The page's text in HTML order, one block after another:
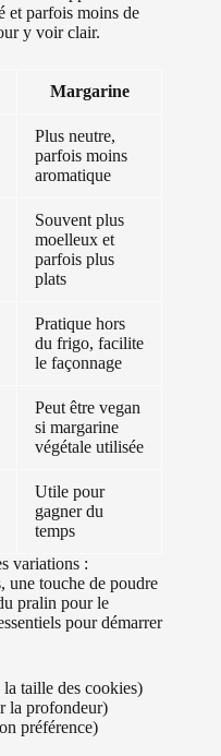
et parfois moins de
y voir clair.
Margarine
Plus neutre,
parfois moins
aromatique
Souvent plus
moelleux et
parfois plus
plats
Pratique hors
du frigo, facilite
le façonnage
Peut être vegan
si margarine
végétale utilisée
Utile pour
gagner du
temps
variations :
une touche de poudre
pralin pour le
pour démarrer
taille des cookies)
la profondeur)
préférence)